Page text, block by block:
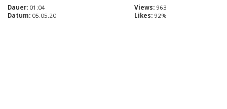
Dauer: 01:04 Views: 963
Datum: 05.05.20 Likes: 92%